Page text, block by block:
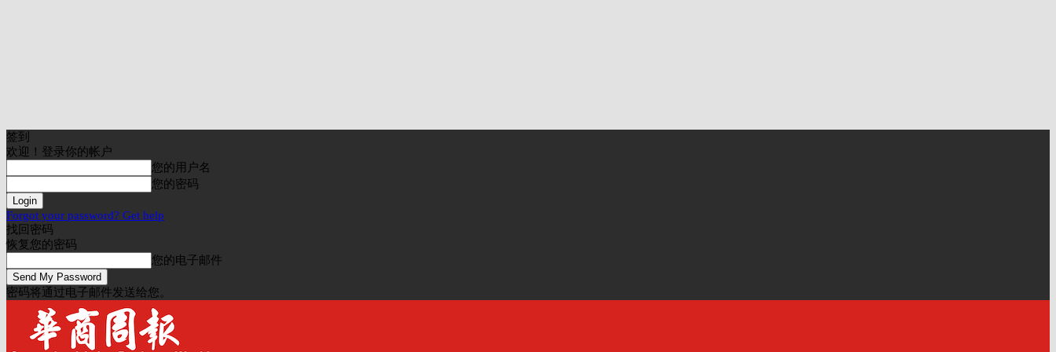
签到
欢迎！登录你的帐户
您的用户名
您的密码
Forgot your password? Get help
找回密码
恢复您的密码
您的电子邮件
密码将通过电子邮件发送给您。